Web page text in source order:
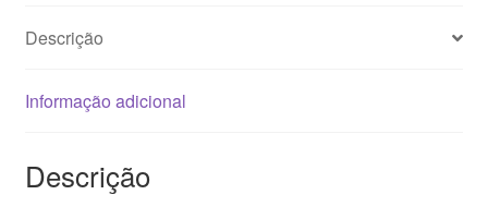
Descrição
Informação adicional
Descrição